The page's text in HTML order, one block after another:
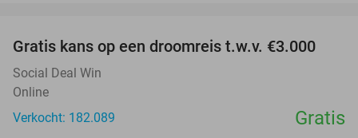
Gratis kans op een droomreis t.w.v. €3.000
Social Deal Win
Online
Verkocht: 182.089
Gratis